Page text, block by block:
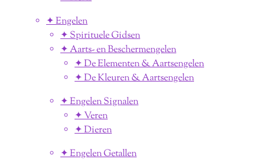
✦ Engelen
✦ Spirituele Gidsen
✦ Aarts- en Beschermengelen
✦ De Elementen & Aartsengelen
✦ De Kleuren & Aartsengelen
✦ Engelen Signalen
✦ Veren
✦ Dieren
✦ Engelen Getallen